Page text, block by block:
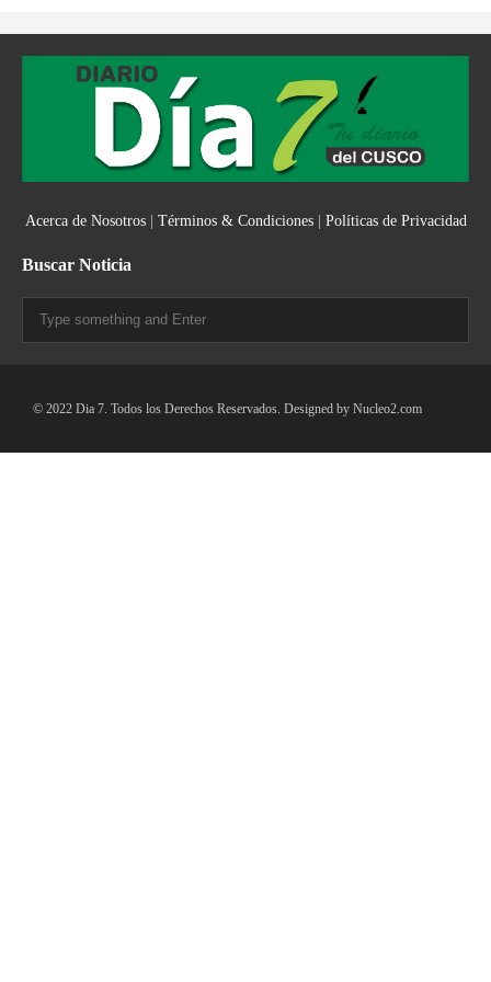
Acerca de Nosotros| Términos & Condiciones| Políticas de Privacidad
Buscar Noticia
© 2022 Dia 7. Todos los Derechos Reservados. Designed by Nucleo2.com